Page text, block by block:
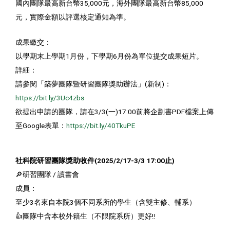
國內團隊最高新台幣35,000元，海外團隊最高新台幣85,000
元，實際金額以評選核定通知為準。
成果繳交：
以學期末上學期1月份，下學期6月份為單位提交成果短片。
詳細：
請參閱「築夢團隊暨研習團隊獎助辦法」(新制)：
https://bit.ly/3Uc4zbs
欲提出申請的團隊，請在3/3(一)17:00前將企劃書PDF檔案上傳
至Google表單： https://bit.ly/40TkuPE
社科院研習團隊獎助收件(2025/2/17-3/3 17:00止)
🔎️研習團隊 / 讀書會
成員：
至少3名來自本院3個不同系所的學生（含雙主修、輔系）
👍️團隊中含本校外籍生（不限院系所）更好‼️